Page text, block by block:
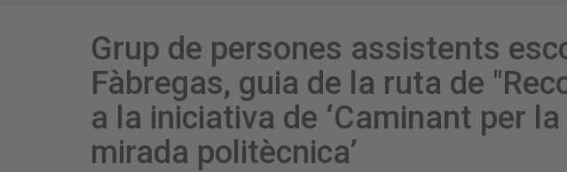
Grup de persones assistents
Fàbregas, guia de la ruta de
a la iniciativa de ‘Caminant per
mirada politècnica’